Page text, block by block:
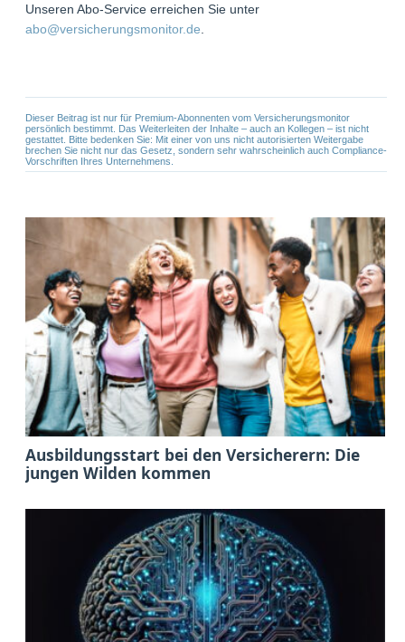
Unseren Abo-Service erreichen Sie unter
abo@versicherungsmonitor.de
Dieser Beitrag ist nur für Premium-Abonnenten vom Versicherungsmonitor
persönlich bestimmt. Das Weiterleiten der Inhalte – auch an Kollegen – ist nicht
gestattet. Bitte bedenken Sie: Mit einer von uns nicht autorisierten Weitergabe
brechen Sie nicht nur das Gesetz, sondern sehr wahrscheinlich auch Compliance-
Vorschriften Ihres Unternehmens.
Ausbildungsstart bei den Versicherern: Die
jungen Wilden kommen